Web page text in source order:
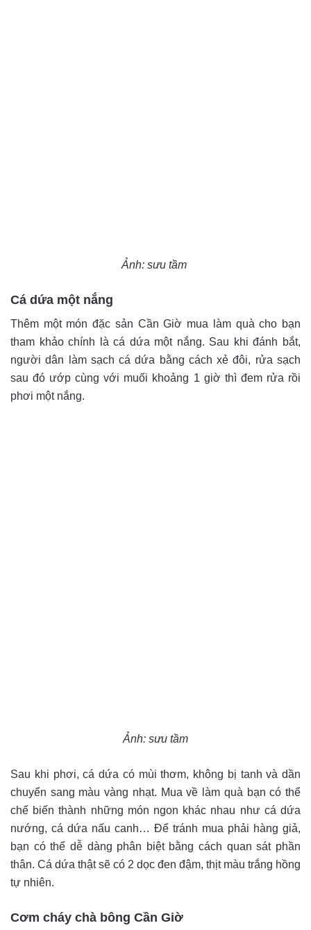
Ảnh: sưu tầm
Cá dứa một nắng
Thêm một món đặc sản Cần Giờ mua làm quà cho bạn
tham khảo chính là cá dứa một nắng. Sau khi đánh bắt,
người dân làm sạch cá dứa bằng cách xẻ đôi, rửa sạch
sau đó ướp cùng với muối khoảng 1 giờ thì đem rửa rồi
phơi một nắng.
Ảnh: sưu tầm
Sau khi phơi, cá dứa có mùi thơm, không bị tanh và dần
chuyển sang màu vàng nhạt. Mua về làm quà bạn có thể
chế biến thành những món ngon khác nhau như cá dứa
nướng, cá dứa nấu canh… Để tránh mua phải hàng giả,
bạn có thể dễ dàng phân biệt bằng cách quan sát phần
thân. Cá dứa thật sẽ có 2 dọc đen đậm, thịt màu trắng hồng
tự nhiên.
Cơm cháy chà bông Cần Giờ